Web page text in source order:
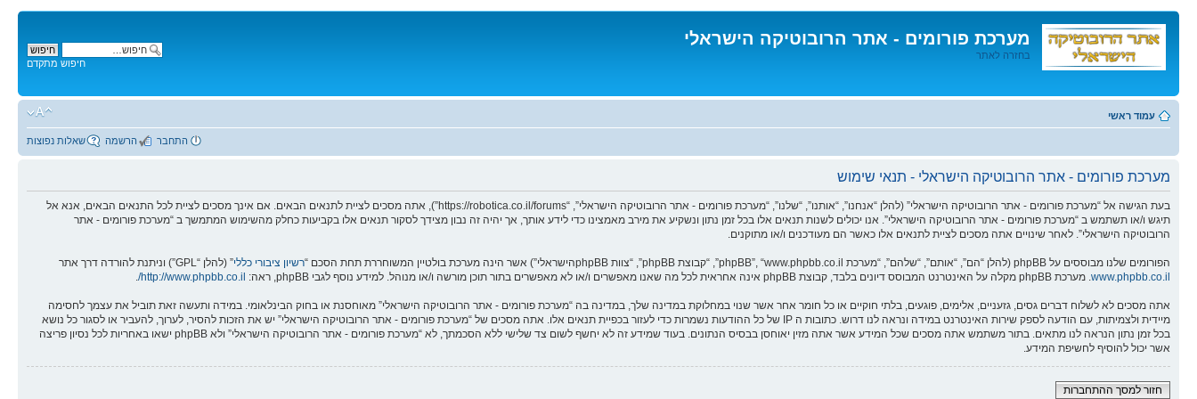
מערכת פורומים - אתר הרובוטיקה הישראלי
בחזרה לאתר
לתוכן
חיפוש מתקדם
עמוד ראשי
שאלות נפוצות הרשמה התחבר
מערכת פורומים - אתר הרובוטיקה הישראלי - תנאי שימוש
בעת הגישה אל “מערכת פורומים - אתר הרובוטיקה הישראלי” (להלן “אנחנו”, “אותנו”, “שלנו”, “מערכת פורומים - אתר הרובוטיקה הישראלי”, “https://robotica.co.il/forums”), אתה מסכים לציית לתנאים הבאים. אם אינך מסכים לציית לכל התנאים הבאים, אנא אל
תיגש ו/או תשתמש ב “מערכת פורומים - אתר הרובוטיקה הישראלי”. אנו יכולים לשנות תנאים אלו בכל זמן נתון ונשקיע את מירב מאמצינו כדי לידע אותך, אך יהיה זה נבון מצידך לסקור תנאים אלו בקביעות כחלק מהשימוש המתמשך ב “מערכת פורומים - אתר
הרובוטיקה הישראלי”. לאחר שינויים אתה מסכים לציית לתנאים אלו כאשר הם מעודכנים ו/או מתוקנים.
הפורומים שלנו מבוססים על phpBB (להלן “הם”, “אותם”, “שלהם”, “מערכת phpBB”, “www.phpbb.co.il”, “קבוצת phpBB”, “צוות phpBBהישראלי”) אשר הינה מערכת בולטיין המשוחררת תחת הסכם “ רשיון ציבורי כללי” (להלן “GPL”) וניתנת להורדה דרך אתר
www.phpbb.co.il. מערכת phpBB מקלה על האינטרנט המבוסס דיונים בלבד, קבוצת phpBB אינה אחראית לכל מה שאנו מאפשרים ו/או לא מאפשרים בתור תוכן מורשה ו/או מנוהל. למידע נוסף לגבי phpBB, ראה: http://www.phpbb.co.il/
.
אתה מסכים לא לשלוח דברים גסים, גזעניים, אלימים, פוגעים, בלתי חוקיים או כל חומר אחר אשר שנוי במחלוקת במדינה שלך, במדינה בה “מערכת פורומים - אתר הרובוטיקה הישראלי” מאוחסנת או בחוק הבינלאומי. במידה ותעשה זאת תוביל את עצמך לחסימה
מיידית ולצמיתות, עם הודעה לספק שירות האינטרנט במידה ונראה לנו דרוש. כתובות ה IP של כל ההודעות נשמרות כדי לעזור בכפיית תנאים אלו. אתה מסכים של “מערכת פורומים - אתר הרובוטיקה הישראלי” יש את הזכות להסיר, לערוך, להעביר או לסגור כל נושא
בכל זמן נתון הנראה לנו מתאים. בתור משתמש אתה מסכים שכל המידע אשר אתה מזין יאוחסן בבסיס הנתונים. בעוד שמידע זה לא יחשף לשום צד שלישי ללא הסכמתך, לא “מערכת פורומים - אתר הרובוטיקה הישראלי” ולא phpBB ישאו באחריות לכל נסיון פריצה
אשר יכול להוסיף לחשיפת המידע.
חזור למסך ההתחברות